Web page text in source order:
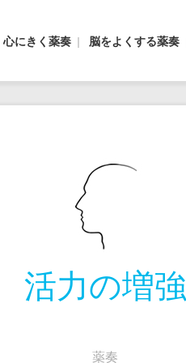
心にきく薬奏 脳をよくする薬奏
活力の増強
薬奏